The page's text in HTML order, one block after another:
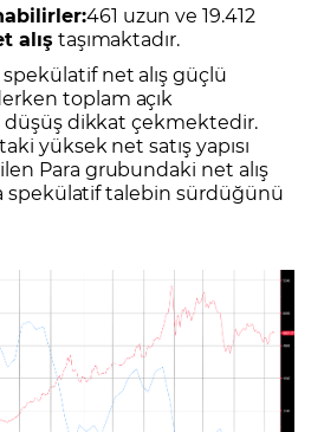
461 uzun ve 19.412
alış taşımaktadır.
net alış güçlü
toplam açık
düşüş dikkat çekmektedir.
yüksek net satış yapısı
Para grubundaki net alış
spekülatif talebin sürdüğünü